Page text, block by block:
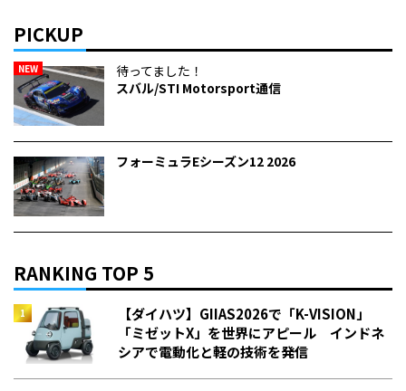
PICKUP
NEW
待ってました！
スバル/STI Motorsport通信
フォーミュラEシーズン12 2026
RANKING TOP 5
【ダイハツ】GIIAS2026で「K-VISION」
「ミゼットX」を世界にアピール インドネ
シアで電動化と軽の技術を発信